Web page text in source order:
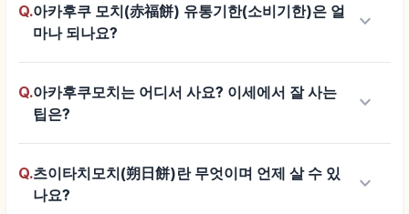
Q.아카후쿠 모치(赤福餅) 유통기한(소비기한)은 얼
마나 되나요?
keyboard_arrow_down
Q.아카후쿠모치는 어디서 사요? 이세에서 잘 사는
팁은?
keyboard_arrow_down
Q.츠이타치모치(朔日餅)란 무엇이며 언제 살 수 있
나요?
keyboard_arrow_down